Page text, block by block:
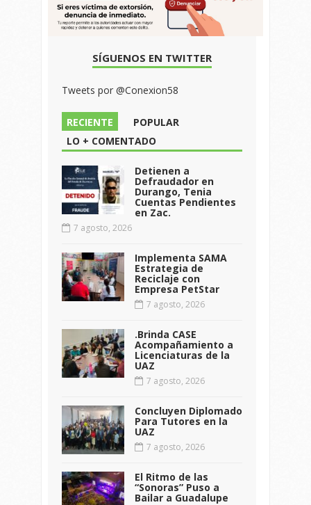
SÍGUENOS EN TWITTER
Tweets por @Conexion58
RECIENTE
POPULAR
LO + COMENTADO
Detienen a
Defraudador en
Durango, Tenia
Cuentas Pendientes
en Zac.
7 agosto, 2026
Implementa SAMA
Estrategia de
Reciclaje con
Empresa PetStar
7 agosto, 2026
.Brinda CASE
Acompañamiento a
Licenciaturas de la
UAZ
7 agosto, 2026
Concluyen Diplomado
Para Tutores en la
UAZ
7 agosto, 2026
El Ritmo de las
“Sonoras” Puso a
Bailar a Guadalupe